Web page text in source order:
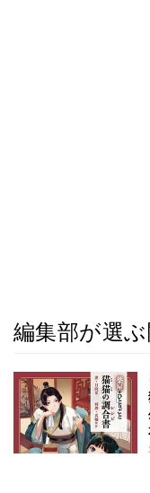
編集部が選